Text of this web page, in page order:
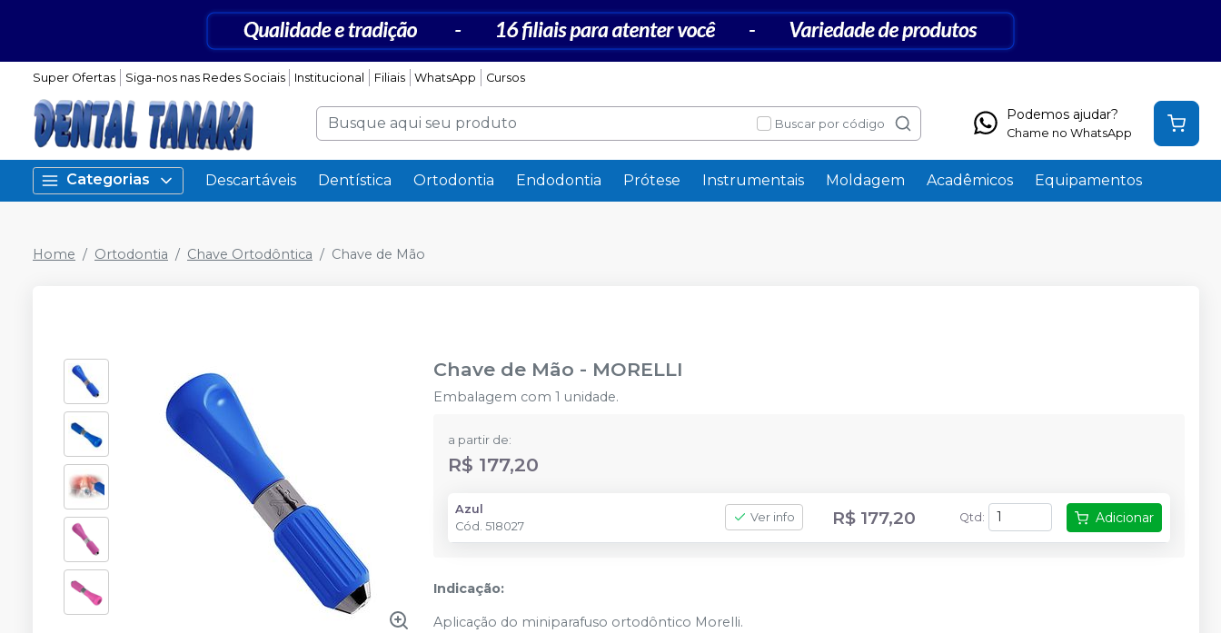
Super Ofertas Siga-nos nas Redes Sociais Institucional Filiais WhatsApp Cursos
Buscar por código
Podemos ajudar?
Chame no WhatsApp
Categorias Descartáveis Dentística Ortodontia Endodontia Prótese Instrumentais Moldagem Acadêmicos Equipamentos
Home Ortodontia Chave Ortodôntica Chave de Mão
Chave de Mão - MORELLI
Embalagem com 1 unidade.
a partir de:
R$ 177,20
Azul
Cód.518027
Ver info R$ 177,20 Qtd : Adicionar
Indicação:
Aplicação do miniparafuso ortodôntico Morelli.